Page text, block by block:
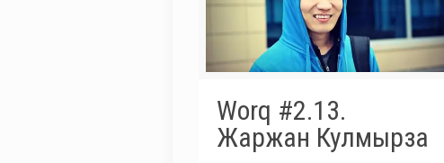
Worq #2.13.
Жаржан Кулмырза